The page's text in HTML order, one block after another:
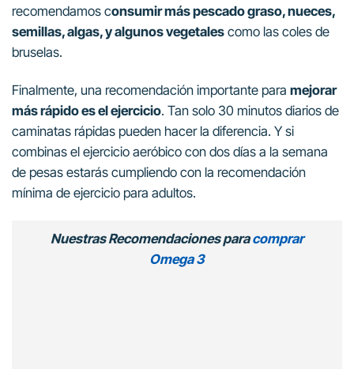
recomendamos consumir más pescado graso, nueces,
semillas, algas, y algunos vegetales como las coles de
bruselas.
Finalmente, una recomendación importante para mejorar
más rápido es el ejercicio. Tan solo 30 minutos diarios de
caminatas rápidas pueden hacer la diferencia. Y si
combinas el ejercicio aeróbico con dos días a la semana
de pesas estarás cumpliendo con la recomendación
mínima de ejercicio para adultos.
Nuestras Recomendaciones paracomprar
Omega 3